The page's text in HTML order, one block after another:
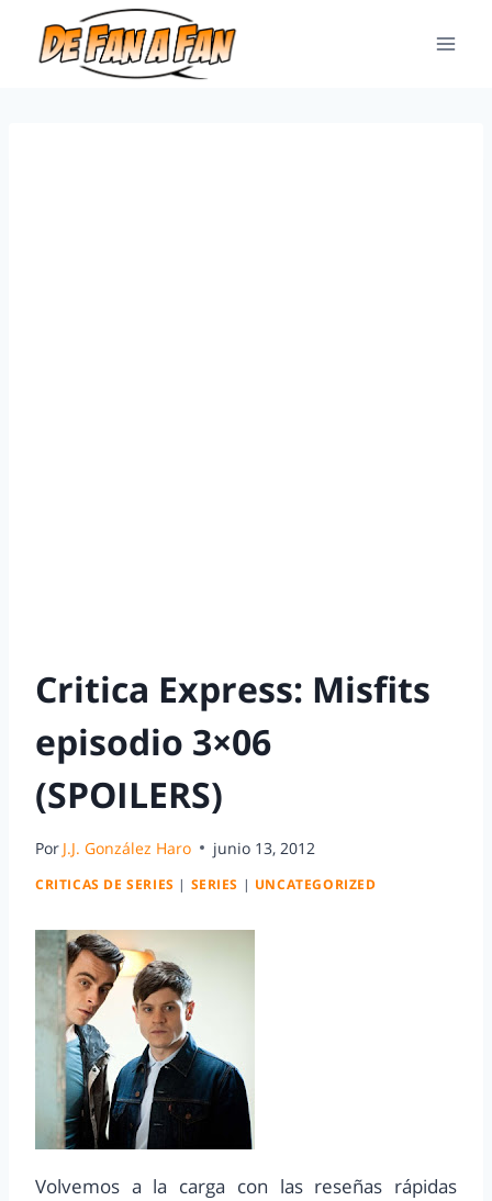
Critica Express: Misfits
episodio 3×06
(SPOILERS)
Por J.J. González Haro junio 13, 2012
CRITICAS DE SERIES | SERIES | UNCATEGORIZED
Volvemos a la carga con las reseñas rápidas